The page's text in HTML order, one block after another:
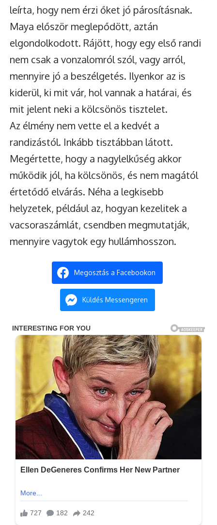
leírta, hogy nem érzi őket jó párosításnak.
Maya először meglepődött, aztán
elgondolkodott. Rájött, hogy egy első randi
nem csak a vonzalomról szól, vagy arról,
mennyire jó a beszélgetés. Ilyenkor az is
kiderül, ki mit vár, hol vannak a határai, és
mit jelent neki a kölcsönös tisztelet.
Az élmény nem vette el a kedvét a
randizástól. Inkább tisztábban látott.
Megértette, hogy a nagylelkűség akkor
működik jól, ha kölcsönös, és nem magától
értetődő elvárás. Néha a legkisebb
helyzetek, például az, hogyan kezelitek a
vacsoraszámlát, csendben megmutatják,
mennyire vagytok egy hullámhosszon.
Megosztás a Facebookon
Küldés Messengeren